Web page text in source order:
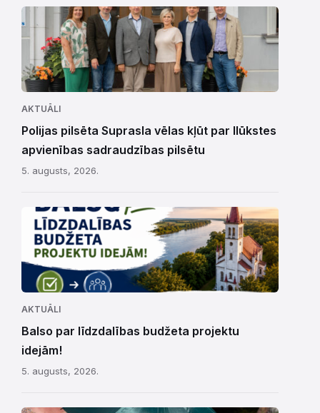
AKTUĀLI
Polijas pilsēta Suprasla vēlas kļūt par Ilūkstes
apvienības sadraudzības pilsētu
5. augusts, 2026.
AKTUĀLI
Balso par līdzdalības budžeta projektu
idejām!
5. augusts, 2026.